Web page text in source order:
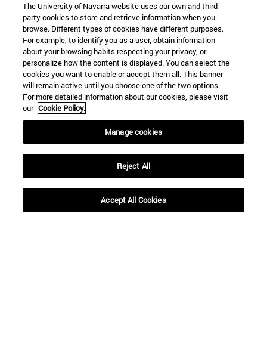
Accesos directos
(abre en nueva ventana)
Mi correo(abre en nueva ventana)
(abre en nueva ventana)
Búsqueda de personas(abre en nueva ventana)
Trabaja con nosotros(abre en nueva ventana)
The University of Navarra website uses our own and third-
party cookies to store and retrieve information when you
browse. Different types of cookies have different purposes.
For example, to identify you as a user, obtain information
about your browsing habits respecting your privacy, or
personalize how the content is displayed. You can select the
cookies you want to enable or accept them all. This banner
will remain active until you choose one of the two options.
For more detailed information about our cookies, please visit
our Cookie Policy.
Manage cookies
Reject All
Accept All Cookies